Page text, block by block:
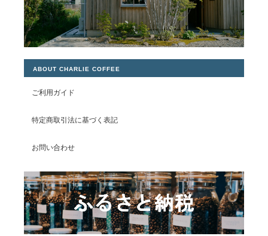
ABOUT CHARLIE COFFEE
ご利用ガイド
特定商取引法に基づく表記
お問い合わせ